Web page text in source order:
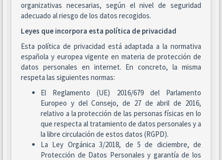
organizativas necesarias, según el nivel de seguridad
adecuado al riesgo de los datos recogidos.
Leyes que incorpora esta política de privacidad
Esta política de privacidad está adaptada a la normativa
española y europea vigente en materia de protección de
datos personales en internet. En concreto, la misma
respeta las siguientes normas:
El Reglamento (UE) 2016/679 del Parlamento
Europeo y del Consejo, de 27 de abril de 2016,
relativo a la protección de las personas físicas en lo
que respecta al tratamiento de datos personales y a
la libre circulación de estos datos (RGPD).
La Ley Orgánica 3/2018, de 5 de diciembre, de
Protección de Datos Personales y garantía de los